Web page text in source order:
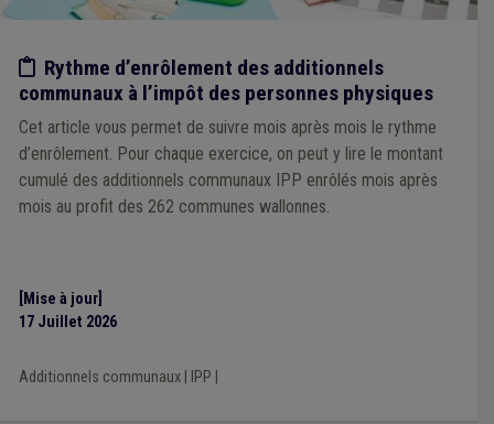
Etude/chiffres
Rythme d’enrôlement des additionnels
communaux à l’impôt des personnes physiques
Cet article vous permet de suivre mois après mois le rythme
d’enrôlement. Pour chaque exercice, on peut y lire le montant
cumulé des additionnels communaux IPP enrôlés mois après
mois au profit des 262 communes wallonnes.
[Mise à jour]
17 Juillet 2026
Additionnels communaux| IPP